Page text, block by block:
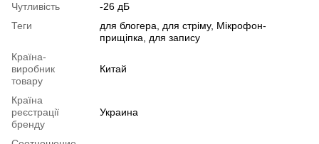
Чутливість
-26 дБ
Теги
для блогера, для стріму, Мікрофон-
прищіпка, для запису
Країна-
виробник
товару
Китай
Країна
реєстрації
бренду
Украина